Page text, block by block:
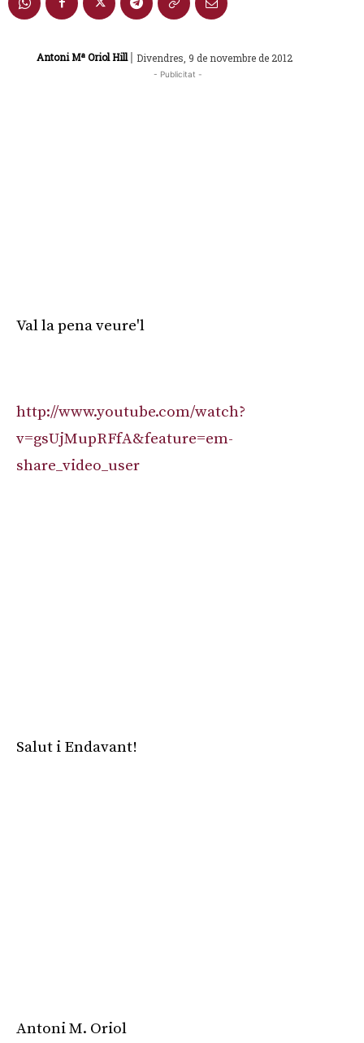
Antoni Mª Oriol Hill | Divendres, 9 de novembre de 2012
- Publicitat -
Val la pena veure'l
http://www.youtube.com/watch?
v=gsUjMupRFfA&feature=em-
share_video_user
Salut i Endavant!
Antoni M. Oriol